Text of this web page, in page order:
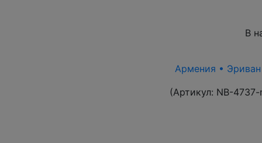
В
Армения • Эриван
(Артикул: NB-4737-